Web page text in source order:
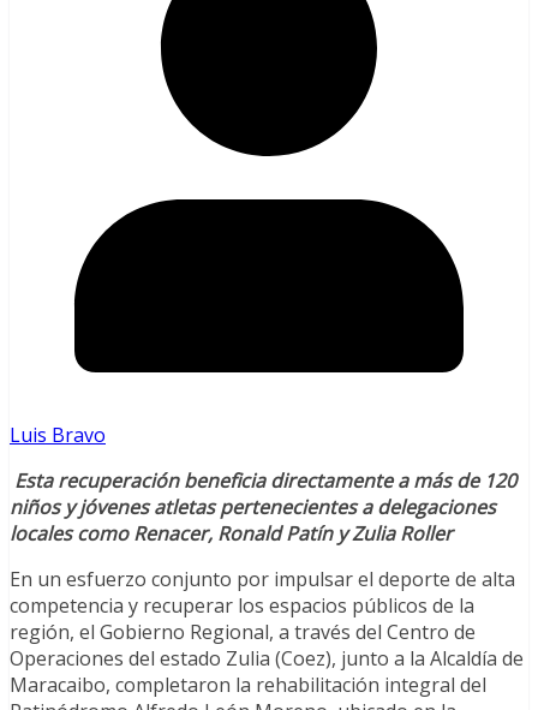
Luis Bravo
Esta recuperación beneficia directamente a más de 120
niños y jóvenes atletas pertenecientes a delegaciones
locales como Renacer, Ronald Patín y Zulia Roller
En un esfuerzo conjunto por impulsar el deporte de alta
competencia y recuperar los espacios públicos de la
región, el Gobierno Regional, a través del Centro de
Operaciones del estado Zulia (Coez), junto a la Alcaldía de
Maracaibo, completaron la rehabilitación integral del